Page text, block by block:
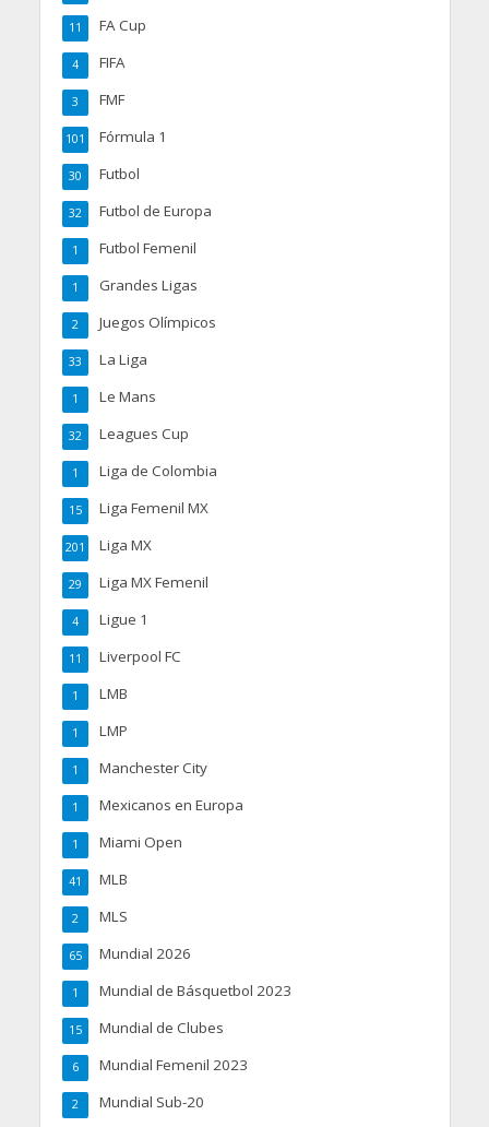
FA Cup
11
FIFA
4
FMF
3
Fórmula 1
101
Futbol
30
Futbol de Europa
32
Futbol Femenil
1
Grandes Ligas
1
Juegos Olímpicos
2
La Liga
33
Le Mans
1
Leagues Cup
32
Liga de Colombia
1
Liga Femenil MX
15
Liga MX
201
Liga MX Femenil
29
Ligue 1
4
Liverpool FC
11
LMB
1
LMP
1
Manchester City
1
Mexicanos en Europa
1
Miami Open
1
MLB
41
MLS
2
Mundial 2026
65
Mundial de Básquetbol 2023
1
Mundial de Clubes
15
Mundial Femenil 2023
6
Mundial Sub-20
2